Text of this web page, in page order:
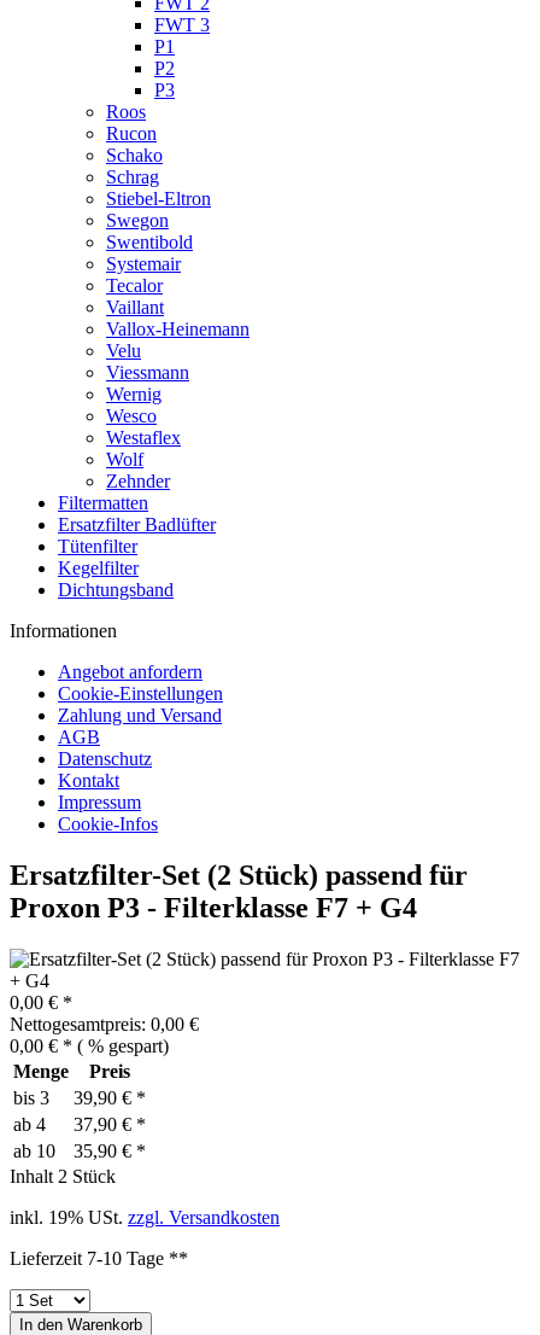
FWT 3
P1
P2
P3
Roos
Rucon
Schako
Schrag
Stiebel-Eltron
Swegon
Swentibold
Systemair
Tecalor
Vaillant
Vallox-Heinemann
Velu
Viessmann
Wernig
Wesco
Westaflex
Wolf
Zehnder
Filtermatten
Ersatzfilter Badlüfter
Tütenfilter
Kegelfilter
Dichtungsband
Informationen
Angebot anfordern
Cookie-Einstellungen
Zahlung und Versand
AGB
Datenschutz
Kontakt
Impressum
Cookie-Infos
Ersatzfilter-Set (2 Stück) passend für
Proxon P3 - Filterklasse F7 + G4
0,00 € *
Nettogesamtpreis: 0,00 €
0,00 € * ( % gespart)
Menge
Preis
bis 3
39,90 € *
ab 4
37,90 € *
ab 10
35,90 € *
Inhalt 2 Stück
inkl. 19% USt. zzgl. Versandkosten
Lieferzeit 7-10 Tage **
In den Warenkorb